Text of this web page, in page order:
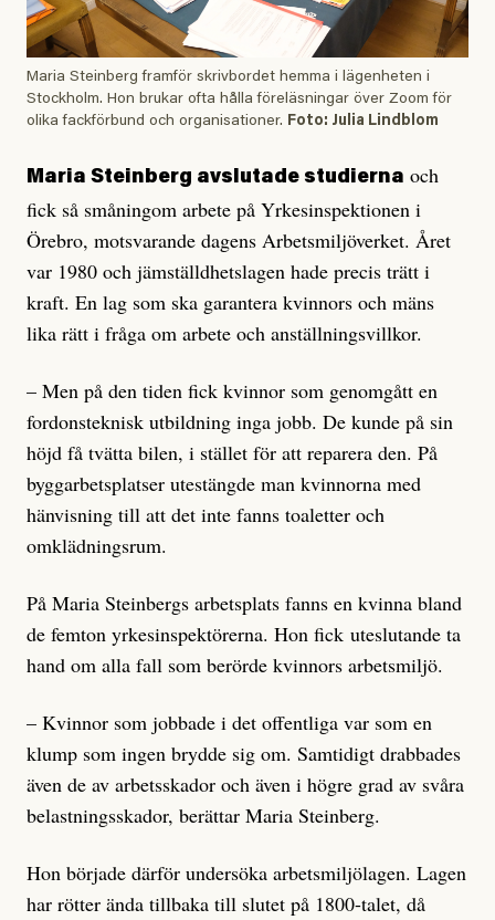
Maria Steinberg framför skrivbordet hemma i lägenheten i
Stockholm. Hon brukar ofta hålla föreläsningar över Zoom för
olika fackförbund och organisationer. Foto: Julia Lindblom
Maria Steinberg avslutade studierna och
fick så småningom arbete på Yrkesinspektionen i
Örebro, motsvarande dagens Arbetsmiljöverket. Året
var 1980 och jämställdhetslagen hade precis trätt i
kraft. En lag som ska garantera kvinnors och mäns
lika rätt i fråga om arbete och anställningsvillkor.
– Men på den tiden fick kvinnor som genomgått en
fordonsteknisk utbildning inga jobb. De kunde på sin
höjd få tvätta bilen, i stället för att reparera den. På
byggarbetsplatser utestängde man kvinnorna med
hänvisning till att det inte fanns toaletter och
omklädningsrum.
På Maria Steinbergs arbetsplats fanns en kvinna bland
de femton yrkesinspektörerna. Hon fick uteslutande ta
hand om alla fall som berörde kvinnors arbetsmiljö.
– Kvinnor som jobbade i det offentliga var som en
klump som ingen brydde sig om. Samtidigt drabbades
även de av arbetsskador och även i högre grad av svåra
belastningsskador, berättar Maria Steinberg.
Hon började därför undersöka arbetsmiljölagen. Lagen
har rötter ända tillbaka till slutet på 1800-talet, då